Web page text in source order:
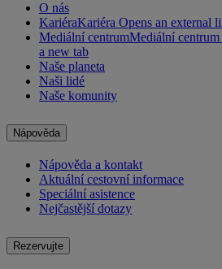
O nás
KariéraKariéra Opens an external
Mediální centrumMediální
a new tab
Naše planeta
Naši lidé
Naše komunity
Nápověda
Nápověda a kontakt
Aktuální cestovní informace
Speciální asistence
Nejčastější dotazy
Rezervujte